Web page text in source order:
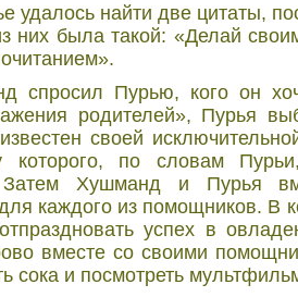
удалось найти две цитаты,
них была такой: «Делай
спросил Пурью, кого он
родителей», Пурья
своей
которого, по словам
Затем Хушманд и Пурья
каждого из помощников. В
успех в
вместе со своими
сока и посмотреть